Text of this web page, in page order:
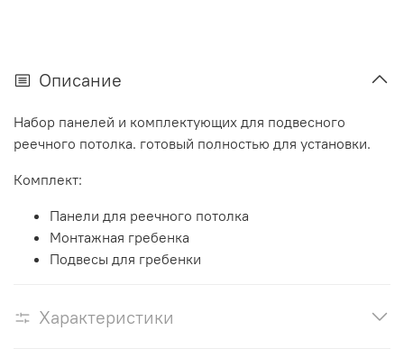
Описание
Набор панелей и комплектующих для подвесного
реечного потолка. готовый полностью для установки.
Комплект:
Панели для реечного потолка
Монтажная гребенка
Подвесы для гребенки
Характеристики